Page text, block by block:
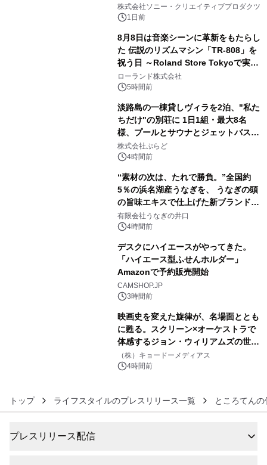
ラボレーション サウナイキタイコラ
ボグッズも発売決定！
株式会社ソニー・クリエイティブプロダクツ
1日前
8月8日は音楽シーンに革新をもたらし
た 伝説のリズムマシン「TR-808」を
祝う日 ～Roland Store Tokyoで実機
を展示しての 記念キャンペーンを開
催 英国ラジオ「NTS」の 特別プログ
ラムや、「TR-808」を愛する伝説的
アーティストを フィーチャーしたアニ
メーションを公開～
ローランド株式会社
5時間前
淡路島の一棟貸しヴィラを2泊、"私た
ちだけ"の別荘に 1日1組・最大8名
様、プールとサウナとジェットバス付
きで Villa Mon Temps AWAJIの連泊
素泊りプラン
株式会社ぷらど
4時間前
“素材の次は、たれで勝負。”全国約
5％の浜名湖産うなぎを、 うなぎの頭
の旨味エキスで仕上げた新ブランド
「井口の誉」誕生
有限会社うなぎの井口
4時間前
デスクにハイエースがやってきた。
「ハイエース型ふせんホルダー」
Amazonで予約販売開始
CAMSHOP.JP
3時間前
映画史を変えた旋律が、名場面ととも
に甦る。スクリーン×オーケストラで
体感するジョン・ウィリアムズの世
界。ジョン・ウィリアムズ：シネマ・
スペクタキュラー・コンサート 開催決
（株）キョードーメディアス
4時間前
トップ ライフスタイルのプレスリリース一覧 ところてん
プレスリリース配信